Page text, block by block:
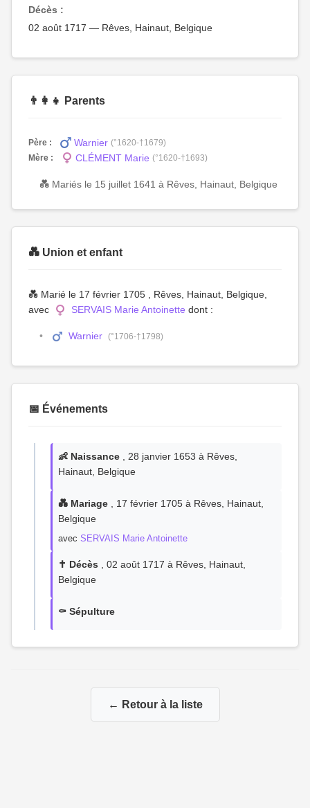
Décès :
02 août 1717 — Rêves, Hainaut, Belgique
👨‍👩‍👧 Parents
Père : Warnier (°1620-†1679)
Mère :
CLÉMENT Marie (°1620-†1693)
💑 Mariés le 15 juillet 1641 à Rêves, Hainaut, Belgique
💑 Union et enfant
💑 Marié le 17 février 1705 , Rêves, Hainaut, Belgique,
avec
SERVAIS Marie Antoinette dont :
Warnier (°1706-†1798)
📅 Événements
👶 Naissance , 28 janvier 1653 à Rêves,
Hainaut, Belgique
💑 Mariage , 17 février 1705 à Rêves, Hainaut,
Belgique
avec SERVAIS Marie Antoinette
✝️ Décès , 02 août 1717 à Rêves, Hainaut,
Belgique
⚰️ Sépulture
← Retour à la liste